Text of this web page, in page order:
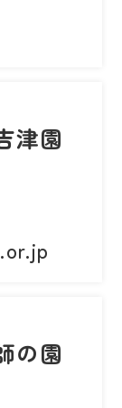
津園
の園